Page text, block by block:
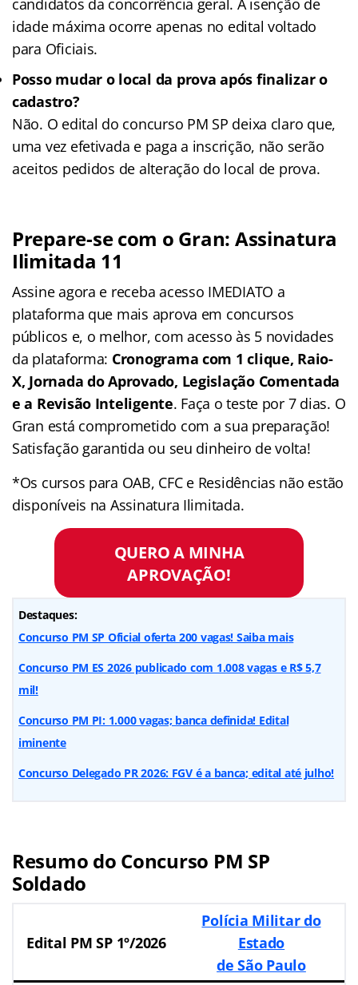
candidatos da concorrência geral. A isenção de
idade máxima ocorre apenas no edital voltado
para Oficiais.
Posso mudar o local da prova após finalizar o
cadastro?
Não. O edital do concurso PM SP deixa claro que,
uma vez efetivada e paga a inscrição, não serão
aceitos pedidos de alteração do local de prova.
Prepare-se com o Gran: Assinatura
Ilimitada 11
Assine agora e receba acesso IMEDIATO a
plataforma que mais aprova em concursos
públicos e, o melhor, com acesso às 5 novidades
da plataforma: Cronograma com 1 clique, Raio-
X, Jornada do Aprovado, Legislação Comentada
e a Revisão Inteligente. Faça o teste por 7 dias. O
Gran está comprometido com a sua preparação!
Satisfação garantida ou seu dinheiro de volta!
*Os cursos para OAB, CFC e Residências não estão
disponíveis na Assinatura Ilimitada.
QUERO A MINHA
APROVAÇÃO!
Destaques:
Concurso PM SP Oficial oferta 200 vagas! Saiba mais
Concurso PM ES 2026 publicado com 1.008 vagas e R$ 5,7
mil!
Concurso PM PI: 1.000 vagas; banca definida! Edital
iminente
Concurso Delegado PR 2026: FGV é a banca; edital até julho!
Resumo do Concurso PM SP
Soldado
Edital PM SP 1º/2026
Polícia Militar do
Estado
de São Paulo